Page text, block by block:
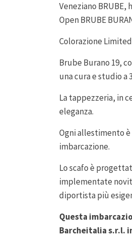
Veneziano BRUBE,
Open BRUBE
Colorazione
Brube Burano 19,
una cura e studio a
La tappezzeria, in
eleganza.
Ogni allestimento
imbarcazione.
Lo scafo è
implementate
diportista più
Questa
Barcheitalia s.r.l.